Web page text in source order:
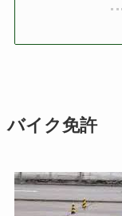
バイク免許